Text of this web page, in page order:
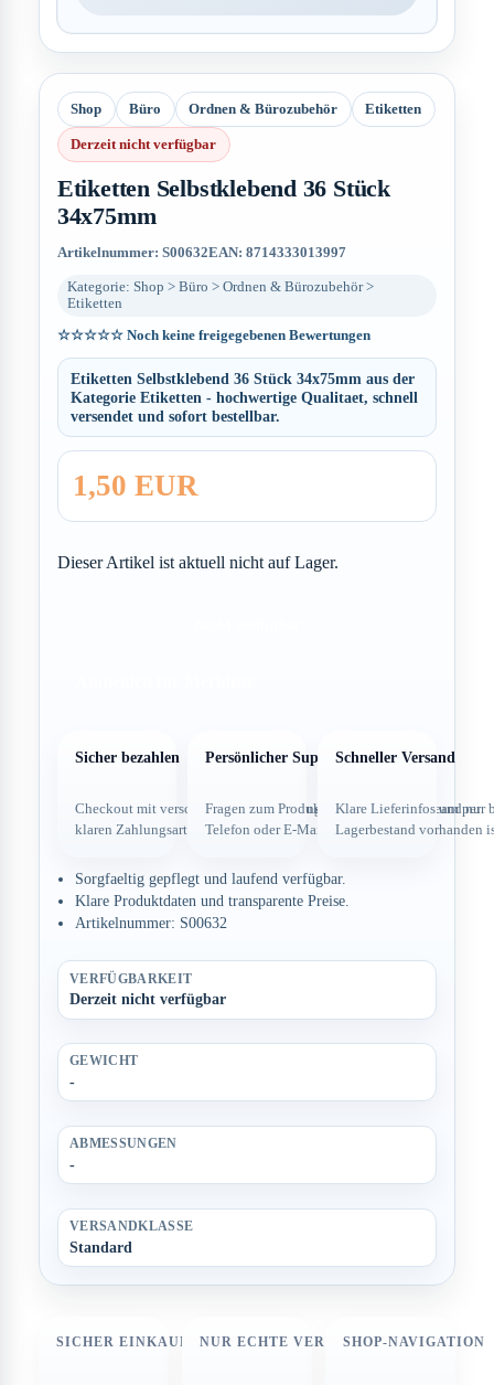
Shop Büro Ordnen & Bürozubehör Etiketten
Derzeit nicht verfügbar
Etiketten Selbstklebend 36 Stück
34x75mm
Artikelnummer: S00632EAN: 8714333013997
Kategorie: Shop > Büro > Ordnen & Bürozubehör >
Etiketten
☆☆☆☆☆Noch keine freigegebenen Bewertungen
Etiketten Selbstklebend 36 Stück 34x75mm aus der
Kategorie Etiketten - hochwertige Qualitaet, schnell
versendet und sofort bestellbar.
1,50 EUR
Dieser Artikel ist aktuell nicht auf Lager.
Sicher bezahlen
Checkout mit verschlüsselter Verbindung und
klaren Zahlungsarten.
Persönlicher Support
Fragen zum Produkt direkt über dein Team per
Telefon oder E-Mail.
Schneller Versand
Klare Lieferinfos und nur
Lagerbestand vorhanden
Sorgfaeltig gepflegt und laufend verfügbar.
Klare Produktdaten und transparente Preise.
Artikelnummer: S00632
VERFÜGBARKEIT
Derzeit nicht verfügbar
GEWICHT
-
ABMESSUNGEN
-
VERSANDKLASSE
Standard
SICHER EINKAUFENNUR ECHTE VERFÜGBARKEIT
SHOP-NAVIGATION